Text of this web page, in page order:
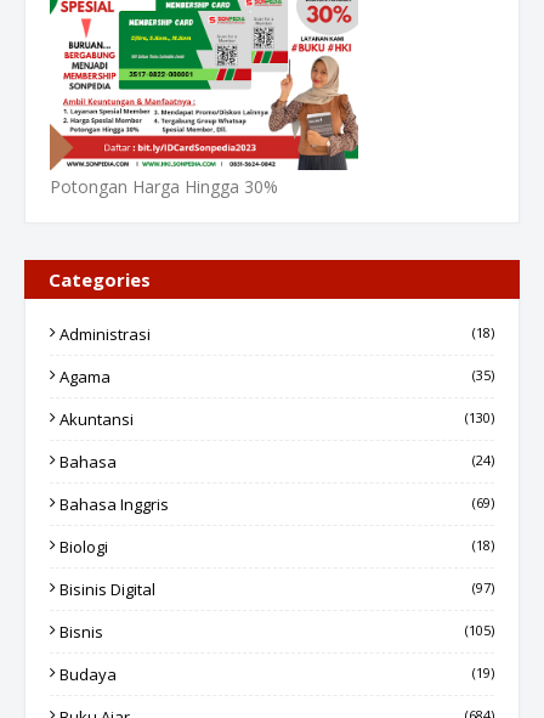
Potongan Harga Hingga 30%
Categories
Administrasi (18)
Agama (35)
Akuntansi (130)
Bahasa (24)
Bahasa Inggris (69)
Biologi (18)
Bisinis Digital (97)
Bisnis (105)
Budaya (19)